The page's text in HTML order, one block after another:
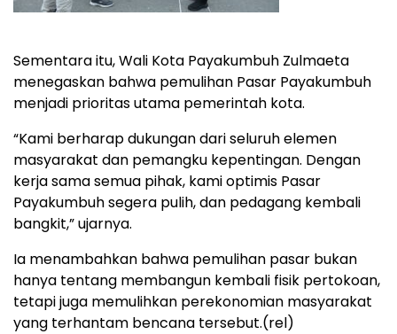
Sementara itu, Wali Kota Payakumbuh Zulmaeta
menegaskan bahwa pemulihan Pasar Payakumbuh
menjadi prioritas utama pemerintah kota.
“Kami berharap dukungan dari seluruh elemen
masyarakat dan pemangku kepentingan. Dengan
kerja sama semua pihak, kami optimis Pasar
Payakumbuh segera pulih, dan pedagang kembali
bangkit,” ujarnya.
Ia menambahkan bahwa pemulihan pasar bukan
hanya tentang membangun kembali fisik pertokoan,
tetapi juga memulihkan perekonomian masyarakat
yang terhantam bencana tersebut.(rel)